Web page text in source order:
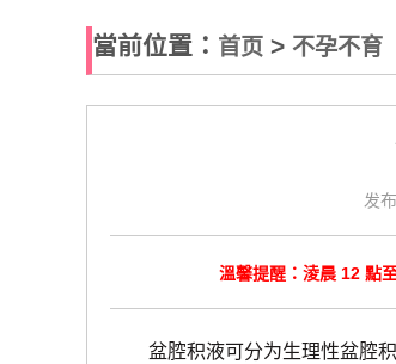
當前位置： 首页 > 不孕不育
发
溫馨提醒：淩晨 12 點
盆腔积液可分为生理性盆腔积